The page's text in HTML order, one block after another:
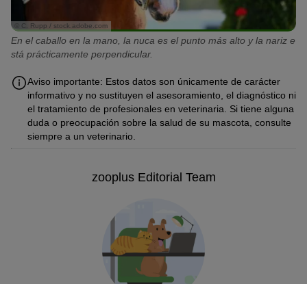
© C. Rupp / stock.adobe.com
En el caballo en la mano, la nuca es el punto más alto y la nariz e
stá prácticamente perpendicular.
Aviso importante: Estos datos son únicamente de carácter
informativo y no sustituyen el asesoramiento, el diagnóstico ni
el tratamiento de profesionales en veterinaria. Si tiene alguna
duda o preocupación sobre la salud de su mascota, consulte
siempre a un veterinario.
zooplus Editorial Team